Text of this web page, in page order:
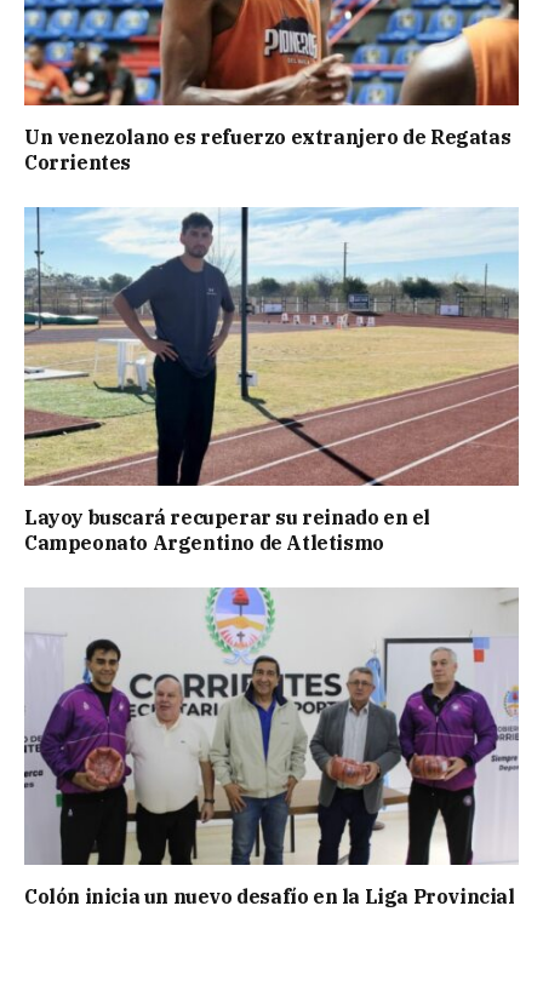
Un venezolano es refuerzo extranjero de Regatas
Corrientes
Layoy buscará recuperar su reinado en el
Campeonato Argentino de Atletismo
Colón inicia un nuevo desafío en la Liga Provincial